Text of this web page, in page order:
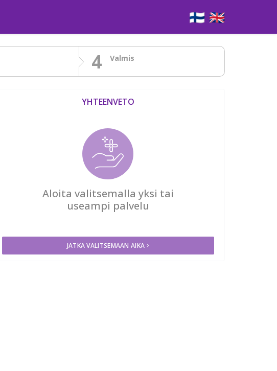
🇫🇮 🇬🇧
4 Valmis
YHTEENVETO
Aloita valitsemalla yksi tai
useampi palvelu
JATKA VALITSEMAAN AIKA